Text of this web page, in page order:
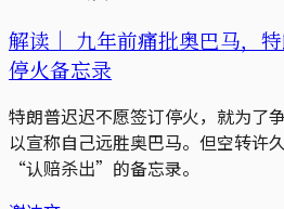
解读｜ 九年前痛批奥巴马，
停火备忘录
特朗普迟迟不愿签订停火，就为了
以宣称自己远胜奥巴马。但空转许
“认赔杀出”的备忘录。